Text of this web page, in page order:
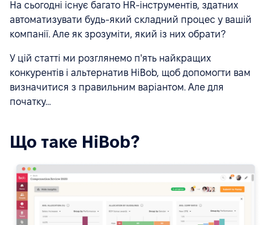
На сьогодні існує багато HR-інструментів, здатних
автоматизувати будь-який складний процес у вашій
компанії. Але як зрозуміти, який із них обрати?
У цій статті ми розглянемо п'ять найкращих
конкурентів і альтернатив HiBob, щоб допомогти вам
визначитися з правильним варіантом. Але для
початку...
Що таке HiBob?